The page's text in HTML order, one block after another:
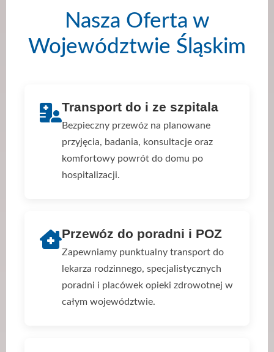
Nasza Oferta w
Województwie Śląskim
Transport do i ze szpitala
Bezpieczny przewóz na planowane
przyjęcia, badania, konsultacje oraz
komfortowy powrót do domu po
hospitalizacji.
Przewóz do poradni i POZ
Zapewniamy punktualny transport do
lekarza rodzinnego, specjalistycznych
poradni i placówek opieki zdrowotnej w
całym województwie.